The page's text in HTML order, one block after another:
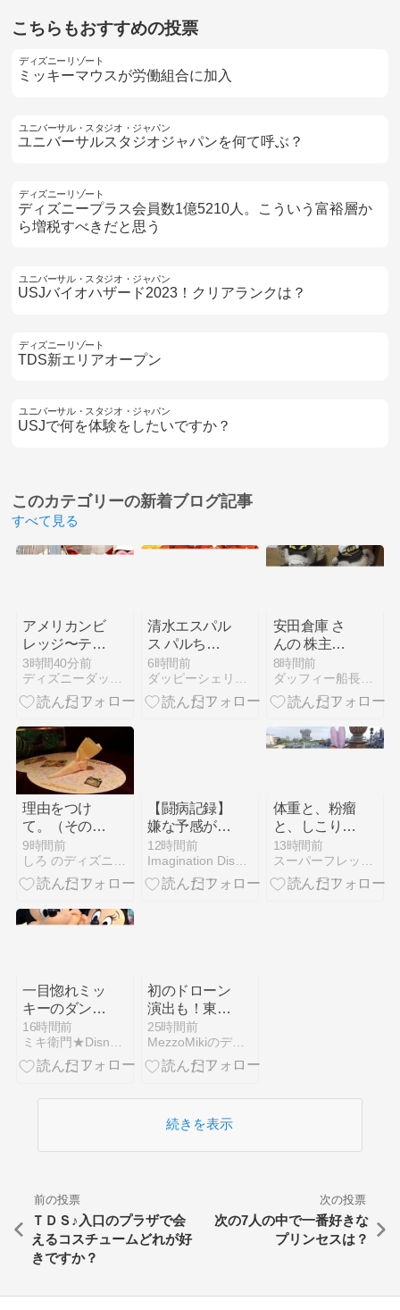
こちらもおすすめの投票
ディズニーリゾート
ミッキーマウスが労働組合に加入
ユニバーサル・スタジオ・ジャパン
ユニバーサルスタジオジャパンを何て呼ぶ？
ディズニーリゾート
ディズニープラス会員数1億5210人。こういう富裕層か
ら増税すべきだと思う
ユニバーサル・スタジオ・ジャパン
USJバイオハザード2023！クリアランクは？
ディズニーリゾート
TDS新エリアオープン
ユニバーサル・スタジオ・ジャパン
USJで何を体験をしたいですか？
このカテゴリーの新着ブログ記事
すべて見る
アメリカンビ
レッジ〜テデ
ィベア&ディ
ズニー編
3時間40分前
清水エスパル
ス パルちゃ
んとピカルち
ゃんの応援ド
リンク HUB
6時間前
安田倉庫 さ
んの 株主優
待が届きまし
た
8時間前
ダッフィー船長航海記
理由をつけ
て。（その１
～エッセン
ス・オブ・ス
タイリッシュ
ヌ”カンナ” と
9時間前
【闘病記録】
嫌な予感がし
ていた血液科
12時間前
体重と、粉瘤
と、しこり
と、調べる。
13時間前
一目惚れミッ
キーのダンス
ザグローブ
16時間前
ミキ衛門★Disney Dream Club★
初のドローン
演出も！東京
ディズニーラ
ンド「Reach
for the
Dreams」
25時間前
MezzoMikiのディズニーブログ
続きを表示
前の投票
ＴＤＳ♪入口のプラザで会
えるコスチュームどれが好
きですか？
次の投票
次の7人の中で一番好きな
プリンセスは？